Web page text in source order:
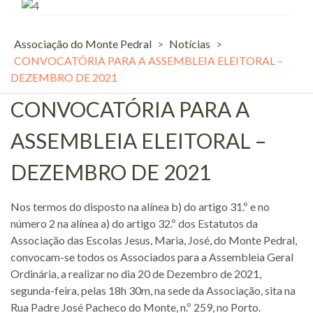
Associação do Monte Pedral > Notícias >
CONVOCATÓRIA PARA A ASSEMBLEIA ELEITORAL –
DEZEMBRO DE 2021
CONVOCATÓRIA PARA A
ASSEMBLEIA ELEITORAL –
DEZEMBRO DE 2021
Nos termos do disposto na alínea b) do artigo 31.º e no
número 2 na alínea a) do artigo 32.º dos Estatutos da
Associação das Escolas Jesus, Maria, José, do Monte Pedral,
convocam-se todos os Associados para a Assembleia Geral
Ordinária, a realizar no dia 20 de Dezembro de 2021,
segunda-feira, pelas 18h 30m, na sede da Associação, sita na
Rua Padre José Pacheco do Monte, n.º 259, no Porto.